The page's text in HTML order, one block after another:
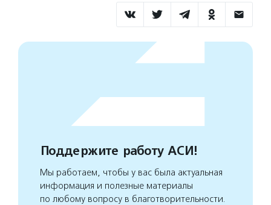
Поддержите работу АСИ!
Мы работаем, чтобы у вас была актуальная
информация и полезные материалы
по любому вопросу в благотворительности.